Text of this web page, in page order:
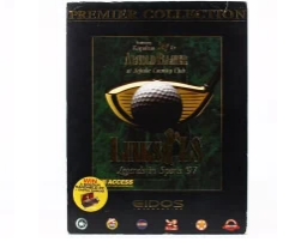
har
flere
varianter.
Mulighederne
kan
vælges
på
varesiden